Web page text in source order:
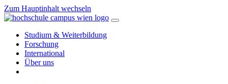
Zum Hauptinhalt wechseln
Studium & Weiterbildung
Forschung
International
Über uns